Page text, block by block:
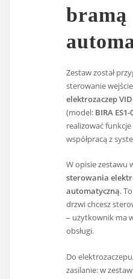
bramą
Zestaw został
sterowanie
elektrozaczep
(model: BIRA ES1-
realizować
współpracą z
W opisie zestawu
sterowania
automatyczną.
drzwi chcesz
– użytkownik ma
obsługi.
Do
zasilanie: w